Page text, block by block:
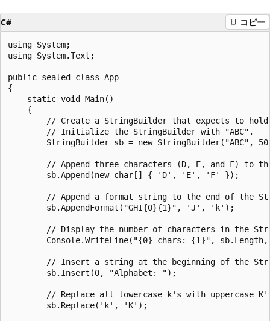
C# コピー
using System;
using System.Text;
public sealed class App
{
    static void Main()
    {
// Create a StringBuilder that expects to
        // Initialize the StringBuilder with "ABC".
StringBuilder sb = new StringBuilder("ABC",
// Append three characters (D, E, and F) to
        sb.Append(new char[] { 'D', 'E', 'F' });
// Append a format string to the end of the
        sb.AppendFormat("GHI{0}{1}", 'J', 'k');
// Display the number of characters in the
Console.WriteLine("{0} chars: {1}",
// Insert a string at the beginning of the
        sb.Insert(0, "Alphabet: ");
// Replace all lowercase k's with uppercase
        sb.Replace('k', 'K');